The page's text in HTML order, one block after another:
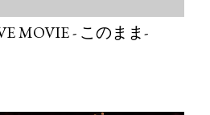
MOVIE - このまま-